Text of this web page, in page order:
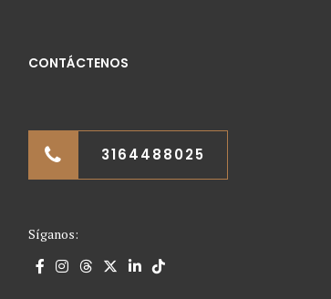
CONTÁCTENOS
3164488025
Síganos: